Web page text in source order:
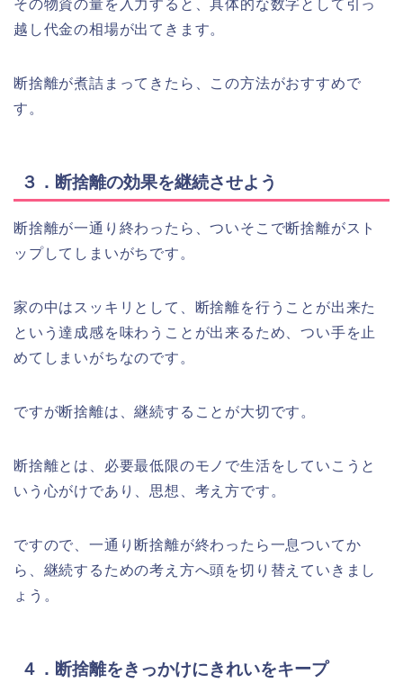
その物資の量を入力すると、具体的な数字として引っ
越し代金の相場が出てきます。
断捨離が煮詰まってきたら、この方法がおすすめで
す。
３．断捨離の効果を継続させよう
断捨離が一通り終わったら、ついそこで断捨離がスト
ップしてしまいがちです。
家の中はスッキリとして、断捨離を行うことが出来た
という達成感を味わうことが出来るため、つい手を止
めてしまいがちなのです。
ですが断捨離は、継続することが大切です。
断捨離とは、必要最低限のモノで生活をしていこうと
いう心がけであり、思想、考え方です。
ですので、一通り断捨離が終わったら一息ついてか
ら、継続するための考え方へ頭を切り替えていきまし
ょう。
４．断捨離をきっかけにきれいをキープ